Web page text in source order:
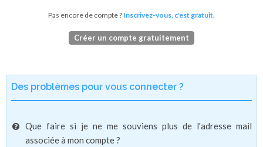
Pas encore de compte ? Inscrivez-vous, c'est gratuit.
Créer un compte gratuitement
Des problèmes pour vous connecter ?
Que faire si je ne me souviens plus de l'adresse mail
associée à mon compte ?